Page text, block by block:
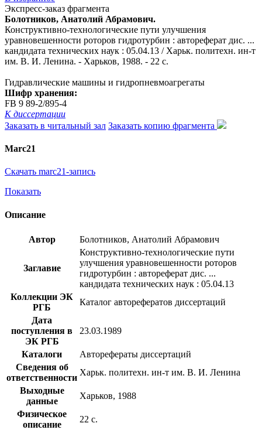
Экспресс-заказ фрагмента
Болотников, Анатолий Абрамович.
Конструктивно-технологические пути улучшения
уравновешенности роторов гидротурбин : автореферат дис. ...
кандидата технических наук : 05.04.13 / Харьк. политехн. ин-т
им. В. И. Ленина. - Харьков, 1988. - 22 с.
Гидравлические машины и гидропневмоагрегаты
Шифр хранения:
FB 9 89-2/895-4
К диссертации
Заказать в читальный зал Заказать копию фрагмента
Marc21
Скачать marc21-запись
Показать
Описание
Автор Болотников, Анатолий Абрамович
Заглавие
Конструктивно-технологические пути
улучшения уравновешенности роторов
гидротурбин : автореферат дис. ...
кандидата технических наук : 05.04.13
Коллекции ЭК
РГБ
Каталог авторефератов диссертаций
Дата
поступления в
ЭК РГБ
23.03.1989
Каталоги
Авторефераты диссертаций
Сведения об
ответственности
Харьк. политехн. ин-т им. В. И. Ленина
Выходные
данные
Харьков, 1988
Физическое
описание
22 с.